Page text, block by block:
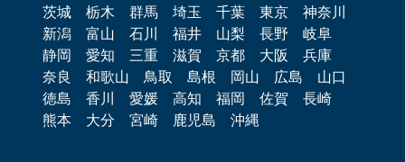
茨城
栃木 群馬 埼玉 千葉 東京
神奈川
新潟
富山 石川 福井 山梨 長野
岐阜
静岡
愛知 三重 滋賀 京都 大阪
兵庫
奈良
和歌山 鳥取 島根 岡山 広島
山口
徳島
香川 愛媛 高知 福岡 佐賀
長崎
熊本
大分 宮崎 鹿児島 沖縄